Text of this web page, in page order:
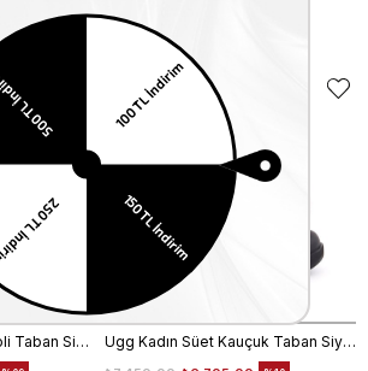
Benzer Ürünler
Rouge Kadın Strech Poli Taban Siyah Günlük Bot Ugg Kadın Süet Kauçuk Taban Siyah Günlük Bot
EKLE5
KODUYLA
%5
EKSTRA